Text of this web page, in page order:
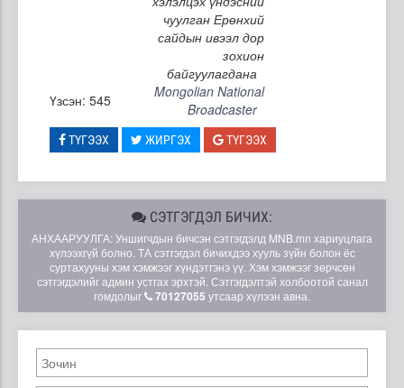
чуулган Ерөнхий
сайдын ивээл дор
зохион
байгуулагдана
Үзсэн: 545
Mongolian National
Broadcaster
ТҮГЭЭХ ЖИРГЭХ ТҮГЭЭХ
СЭТГЭГДЭЛ БИЧИХ:
АНХААРУУЛГА: Уншигчдын бичсэн сэтгэгдэлд MNB.mn хариуцлага
хүлээхгүй болно. ТА сэтгэгдэл бичихдээ хууль зүйн болон ёс
суртахууны хэм хэмжээг хүндэтгэнэ үү. Хэм хэмжээг зөрчсөн
сэтгэгдэлийг админ устгах эрхтэй. Сэтгэгдэлтэй холбоотой санал
гомдолыг
70127055 утсаар хүлээн авна.